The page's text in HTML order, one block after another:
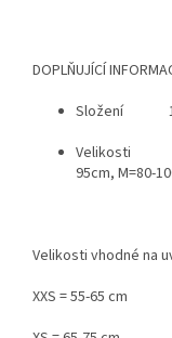
DOPLŇUJÍCÍ
Složení
​Velikosti
95cm, M=80-
Velikosti vhodné na
XXS = 55-65 cm